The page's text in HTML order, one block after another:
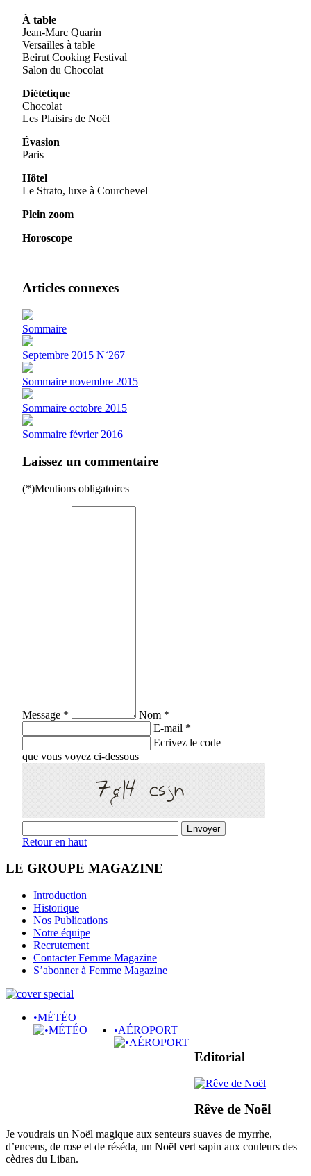
À table
Jean-Marc Quarin
Versailles à table
Beirut Cooking Festival
Salon du Chocolat
Diététique
Chocolat
Les Plaisirs de Noël
Évasion
Paris
Hôtel
Le Strato, luxe à Courchevel
Plein zoom
Horoscope
Articles connexes
Sommaire
Septembre 2015 N˚267
Sommaire novembre 2015
Sommaire octobre 2015
Sommaire février 2016
Laissez un commentaire
(*)Mentions obligatoires
Message *
Nom *
E-mail *
Ecrivez le code
que vous voyez ci-dessous
Retour en haut
LE GROUPE MAGAZINE
Introduction
Historique
Nos Publications
Notre équipe
Recrutement
Contacter Femme Magazine
S’abonner à Femme Magazine
•MÉTÉO
•AÉROPORT
Editorial
Rêve de Noël
Je voudrais un Noël magique aux senteurs suaves de myrrhe,
d’encens, de rose et de réséda, un Noël vert sapin aux couleurs des
cèdres du Liban.